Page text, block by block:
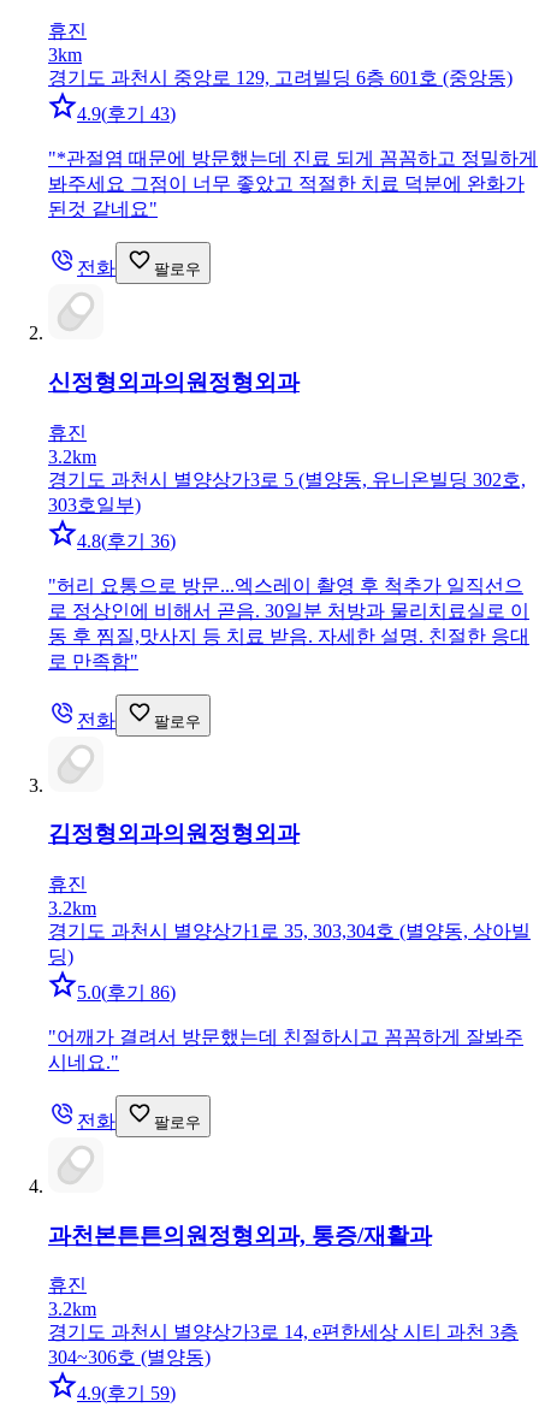
휴진
3km
경기도 과천시 중앙로 129, 고려빌딩 6층 601호 (중앙동)
4.9(후기 43)
"*관절염 때문에 방문했는데 진료 되게 꼼꼼하고 정밀하게
봐주세요 그점이 너무 좋았고 적절한 치료 덕분에 완화가
된것 같네요"
전화 팔로우
신정형외과의원 정형외과
휴진
3.2km
경기도 과천시 별양상가3로 5 (별양동, 유니온빌딩 302호,
303호일부)
4.8(후기 36)
"허리 요통으로 방문...엑스레이 촬영 후 척추가 일직선으
로 정상인에 비해서 곧음. 30일분 처방과 물리치료실로 이
동 후 찜질,맛사지 등 치료 받음. 자세한 설명. 친절한 응대
로 만족함"
전화 팔로우
김정형외과의원정형외과
휴진
3.2km
경기도 과천시 별양상가1로 35, 303,304호 (별양동, 상아빌
딩)
5.0(후기 86)
"어깨가 결려서 방문했는데 친절하시고 꼼꼼하게 잘봐주
시네요."
전화 팔로우
과천본튼튼의원 정형외과, 통증/재활과
휴진
3.2km
경기도 과천시 별양상가3로 14, e편한세상 시티 과천 3층
304~306호 (별양동)
4.9(후기 59)